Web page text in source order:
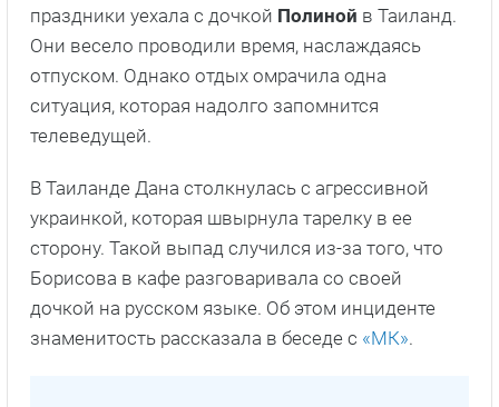
праздники уехала с дочкой Полиной в Таиланд.
Они весело проводили время, наслаждаясь
отпуском. Однако отдых омрачила одна
ситуация, которая надолго запомнится
телеведущей.
В Таиланде Дана столкнулась с агрессивной
украинкой, которая швырнула тарелку в ее
сторону. Такой выпад случился из-за того, что
Борисова в кафе разговаривала со своей
дочкой на русском языке. Об этом инциденте
знаменитость рассказала в беседе с «МК».